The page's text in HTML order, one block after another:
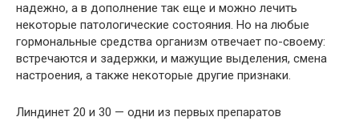
надежно, а в дополнение так еще и можно лечить
некоторые патологические состояния. Но на любые
гормональные средства организм отвечает по-своему:
встречаются и задержки, и мажущие выделения, смена
настроения, а также некоторые другие признаки.
Линдинет 20 и 30 — одни из первых препаратов